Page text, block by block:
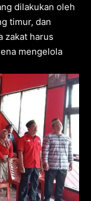
dilakukan oleh
timur, dan
zakat harus
mengelola